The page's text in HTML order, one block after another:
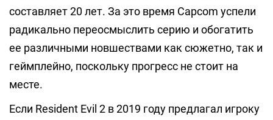
составляет 20 лет. За это время Capcom успели
радикально переосмыслить серию и обогатить
ее различными новшествами как сюжетно, так и
геймплейно, поскольку прогресс не стоит на
месте.
Если Resident Evil 2 в 2019 году предлагал игроку